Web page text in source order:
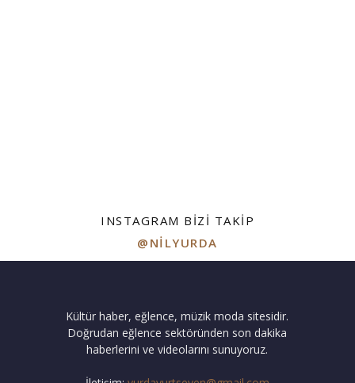
INSTAGRAM BIZI TAKIP
@NILYURDA
Kültür haber, eğlence, müzik moda sitesidir.
Doğrudan eğlence sektöründen son dakika
haberlerini ve videolarını sunuyoruz.